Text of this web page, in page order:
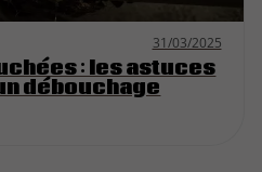
31/03/2025
: les astuces
débouchage